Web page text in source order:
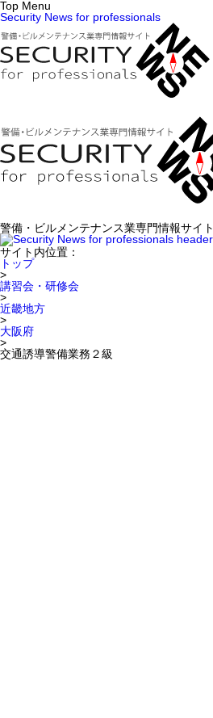
Top Menu
Security News for professionals
警備・ビルメンテナンス業専門情報サイト
サイト内位置：
トップ
>
講習会・研修会
>
近畿地方
>
大阪府
>
交通誘導警備業務２級